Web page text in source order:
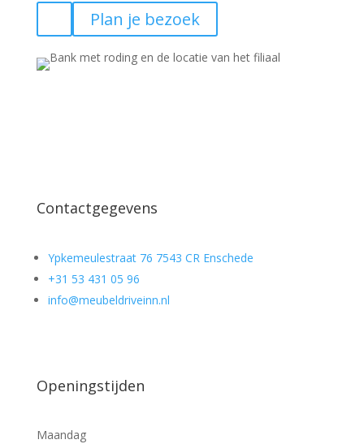
Plan je bezoek
Contactgegevens
Ypkemeulestraat 76 7543 CR Enschede
+31 53 431 05 96
info@meubeldriveinn.nl
Openingstijden
Maandag